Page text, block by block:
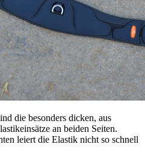
die besonders dicken, aus
an beiden Seiten.
leiert die Elastik nicht so schnell